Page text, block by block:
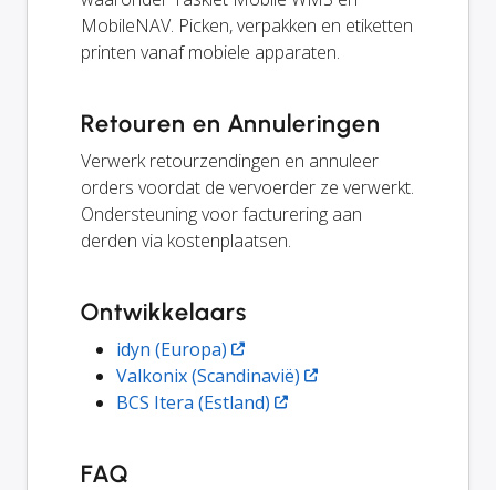
MobileNAV. Picken, verpakken en etiketten
printen vanaf mobiele apparaten.
Retouren en Annuleringen
Verwerk retourzendingen en annuleer
orders voordat de vervoerder ze verwerkt.
Ondersteuning voor facturering aan
derden via kostenplaatsen.
Ontwikkelaars
idyn (Europa)
Valkonix (Scandinavië)
BCS Itera (Estland)
FAQ